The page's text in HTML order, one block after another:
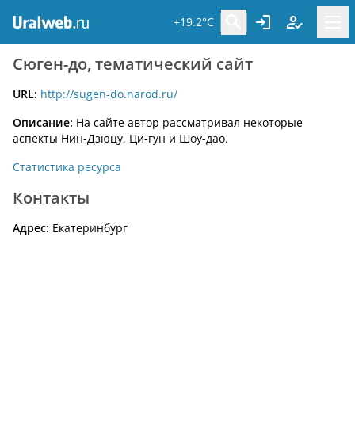
+19.2°C
Сюген-до, тематический сайт
URL: http://sugen-do.narod.ru/
Описание: На сайте автор рассматривал некоторые
аспекты Нин-Дзюцу, Ци-гун и Шоу-дао.
Статистика ресурса
Контакты
Адрес: Екатеринбург